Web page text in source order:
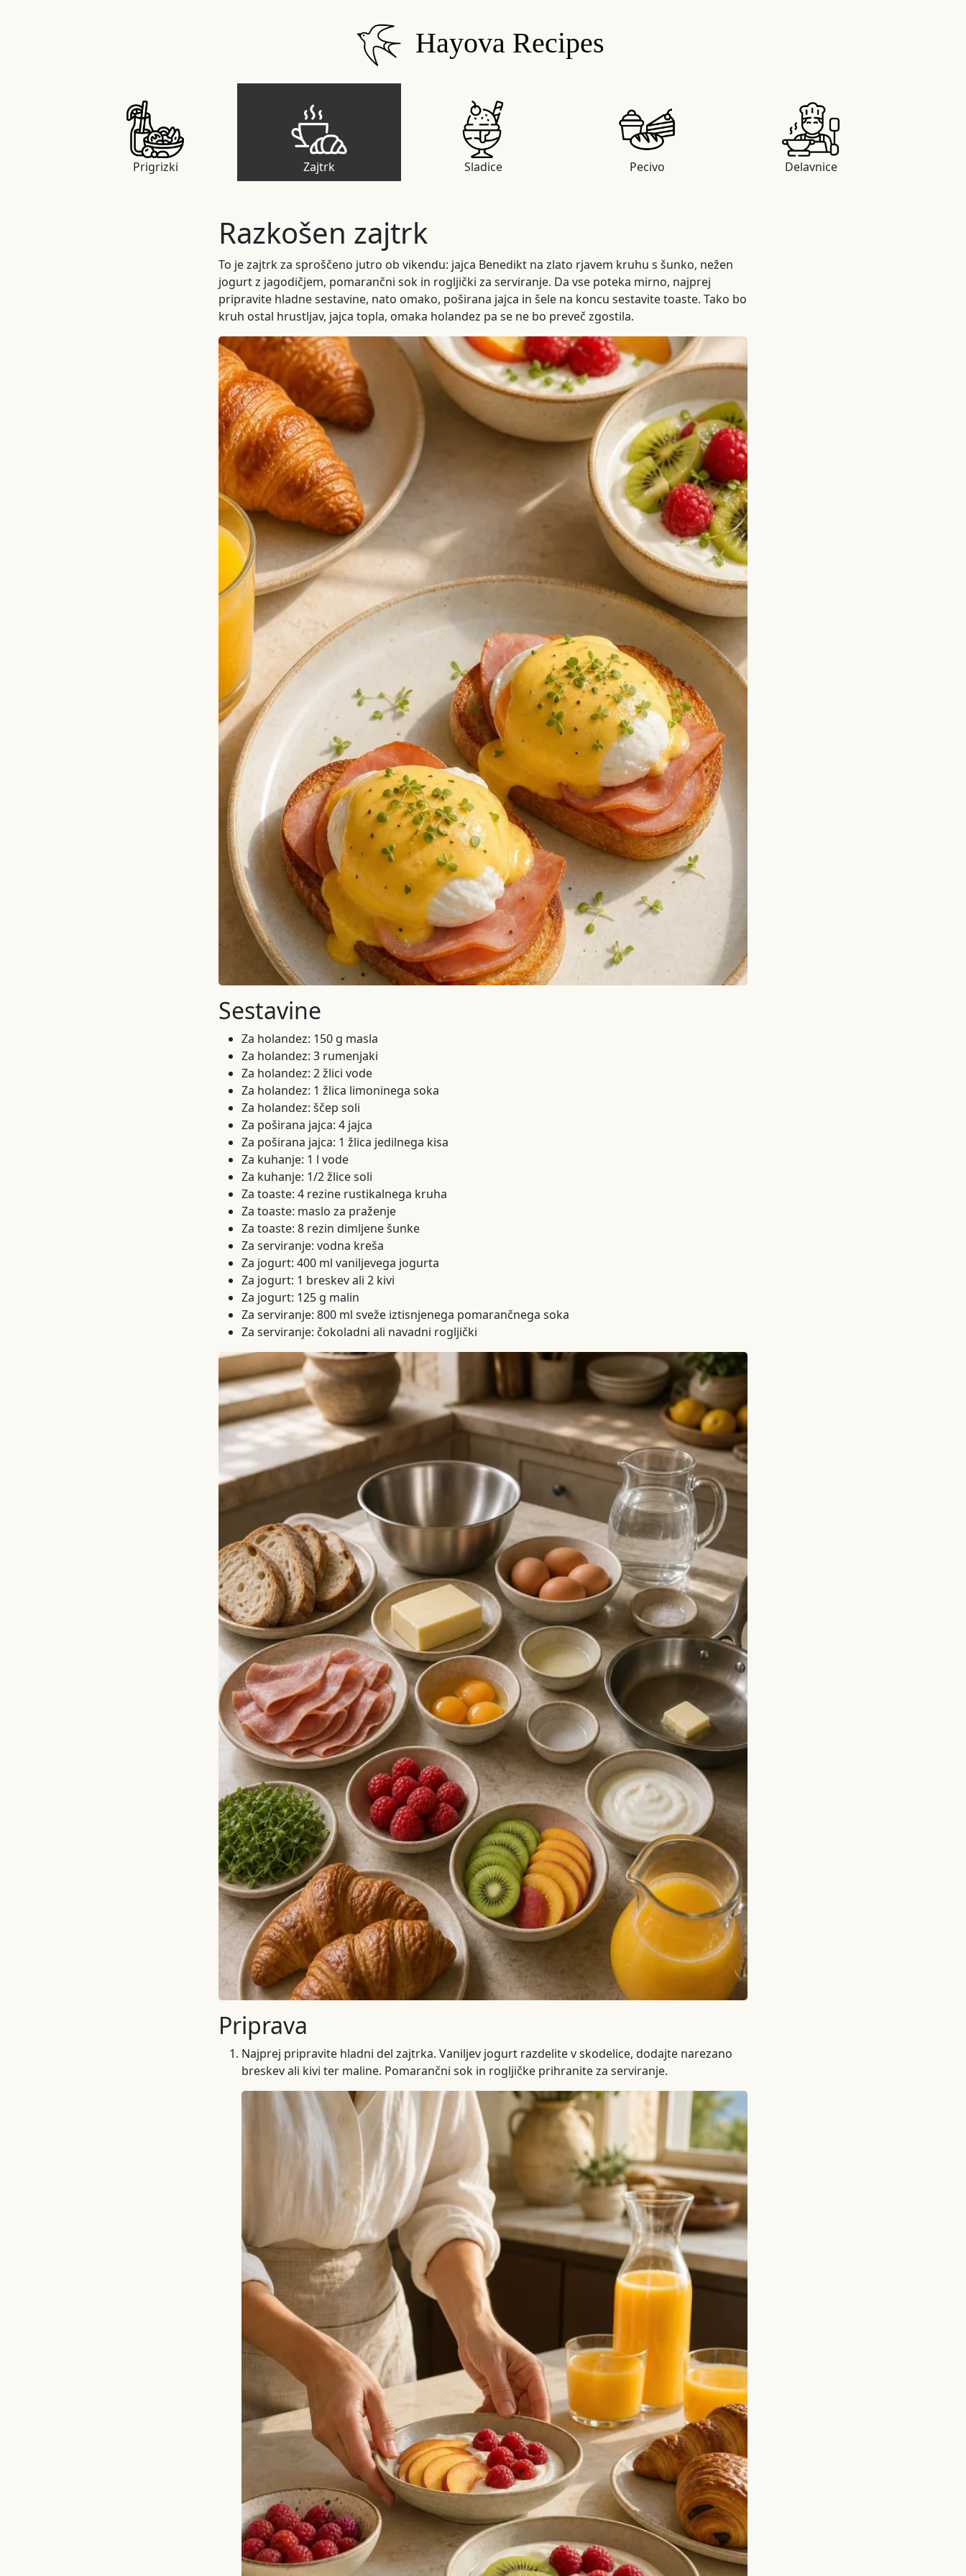
Hayova Recipes
Prigrizki Zajtrk Sladice Pecivo Delavnice
Razkošen zajtrk
To je zajtrk za sproščeno jutro ob vikendu: jajca Benedikt na zlato rjavem kruhu s šunko, nežen
jogurt z jagodičjem, pomarančni sok in rogljički za serviranje. Da vse poteka mirno, najprej
pripravite hladne sestavine, nato omako, poširana jajca in šele na koncu sestavite toaste. Tako bo
kruh ostal hrustljav, jajca topla, omaka holandez pa se ne bo preveč zgostila.
Sestavine
Za holandez: 150 g masla
Za holandez: 3 rumenjaki
Za holandez: 2 žlici vode
Za holandez: 1 žlica limoninega soka
Za holandez: ščep soli
Za poširana jajca: 4 jajca
Za poširana jajca: 1 žlica jedilnega kisa
Za kuhanje: 1 l vode
Za kuhanje: 1/2 žlice soli
Za toaste: 4 rezine rustikalnega kruha
Za toaste: maslo za praženje
Za toaste: 8 rezin dimljene šunke
Za serviranje: vodna kreša
Za jogurt: 400 ml vaniljevega jogurta
Za jogurt: 1 breskev ali 2 kivi
Za jogurt: 125 g malin
Za serviranje: 800 ml sveže iztisnjenega pomarančnega soka
Za serviranje: čokoladni ali navadni rogljički
Priprava
Najprej pripravite hladni del zajtrka. Vaniljev jogurt razdelite v skodelice, dodajte narezano
breskev ali kivi ter maline. Pomarančni sok in rogljičke prihranite za serviranje.